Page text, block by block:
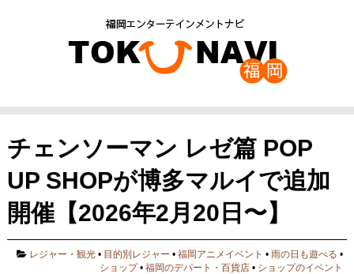
チェンソーマン レゼ篇 POP
UP SHOPが博多マルイで追加
開催【2026年2月20日〜】
レジャー・観光 • 目的別レジャー •福岡アニメイベント •雨の日も遊べる •
ショップ•福岡のデパート・百貨店 • ショップのイベント